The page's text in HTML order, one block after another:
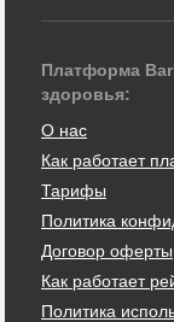
Платформа
здоровья:
О нас
Как работает
Тарифы
Политика
Договор оферты
Как работает
Политика